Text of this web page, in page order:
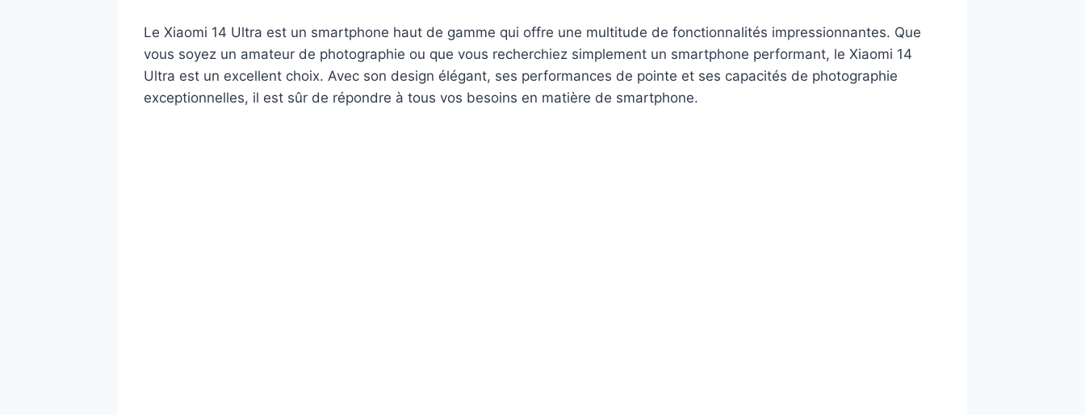
Le Xiaomi 14 Ultra est un smartphone haut de gamme qui offre une multitude de fonctionnalités impressionnantes. Que
vous soyez un amateur de photographie ou que vous recherchiez simplement un smartphone performant, le Xiaomi 14
Ultra est un excellent choix. Avec son design élégant, ses performances de pointe et ses capacités de photographie
exceptionnelles, il est sûr de répondre à tous vos besoins en matière de smartphone.